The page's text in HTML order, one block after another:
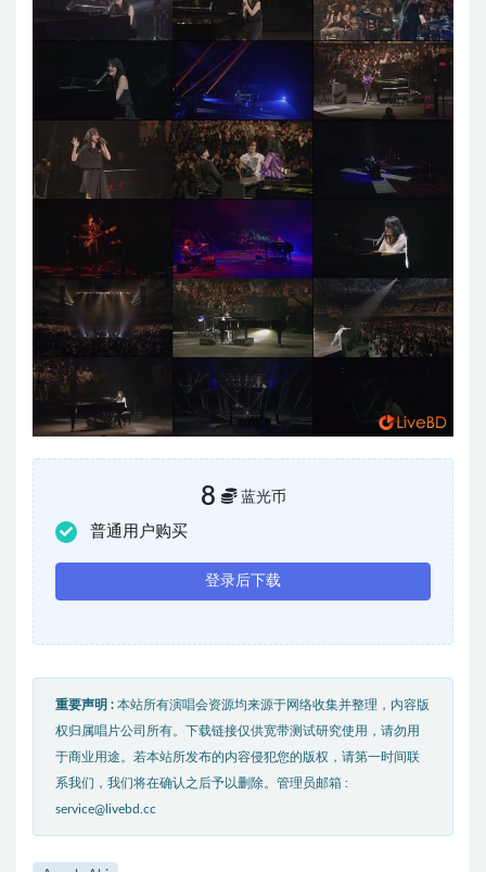
8 蓝光币
普通用户购买
登录后下载
重要声明 : 本站所有演唱会资源均来源于网络收集并整理，内容版
权归属唱片公司所有。下载链接仅供宽带测试研究使用，请勿用
于商业用途。若本站所发布的内容侵犯您的版权，请第一时间联
系我们，我们将在确认之后予以删除。管理员邮箱 :
service@livebd.cc